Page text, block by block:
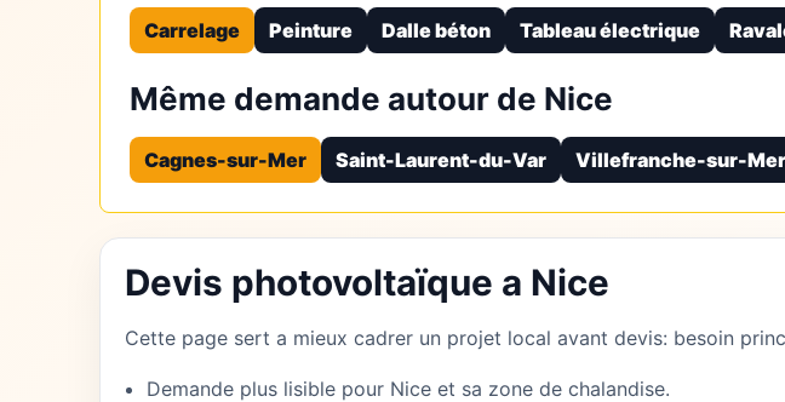
Carrelage Peinture Dalle béton Tableau électrique
Même demande autour de Nice
Cagnes-sur-Mer Saint-Laurent-du-Var Villefranche-sur-Mer
Devis photovoltaïque a Nice
Cette page sert a mieux cadrer un projet local avant devis: besoin
Demande plus lisible pour Nice et sa zone de chalandise.